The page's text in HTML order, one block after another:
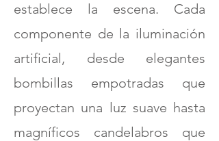
establece la escena. Cada
componente de la iluminación
artificial, desde elegantes
bombillas empotradas que
proyectan una luz suave hasta
magníficos candelabros que